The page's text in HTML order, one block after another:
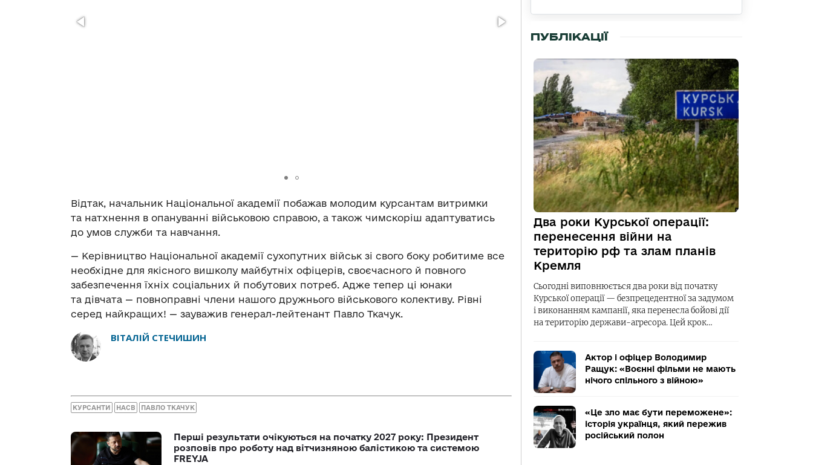
Відтак, начальник Національної академії побажав молодим курсантам витримки
та натхнення в опануванні військовою справою, а також чимскоріш адаптуватись
до умов служби та навчання.
— Керівництво Національної академії сухопутних військ зі свого боку робитиме все
необхідне для якісного вишколу майбутніх офіцерів, своєчасного й повного
забезпечення їхніх соціальних й побутових потреб. Адже тепер ці юнаки
та дівчата — повноправні члени нашого дружнього військового колективу. Рівні
серед найкращих! — зауважив генерал-лейтенант Павло Ткачук.
ВІТАЛІЙ СТЕЧИШИН
КУРСАНТИ НАСВ ПАВЛО ТКАЧУК
Перші результати очікуються на початку 2027 року: Президент
розповів про роботу над вітчизняною балістикою та системою
FREYJA
ПУБЛІКАЦІЇ
Два роки Курської операції:
перенесення війни на
територію рф та злам планів
Кремля
Сьогодні виповнюється два роки від початку
Курської операції — безпрецедентної за задумом
і виконанням кампанії, яка перенесла бойові дії
на територію держави-агресора. Цей крок…
Актор і офіцер Володимир
Ращук: «Воєнні фільми не мають
нічого спільного з війною»
«Це зло має бути переможене»:
історія українця, який пережив
російський полон